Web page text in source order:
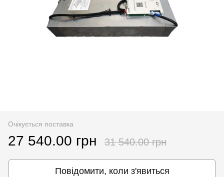
Очікується поставка
27 540.00 грн 31 540.00 грн
Повідомити, коли з'явиться